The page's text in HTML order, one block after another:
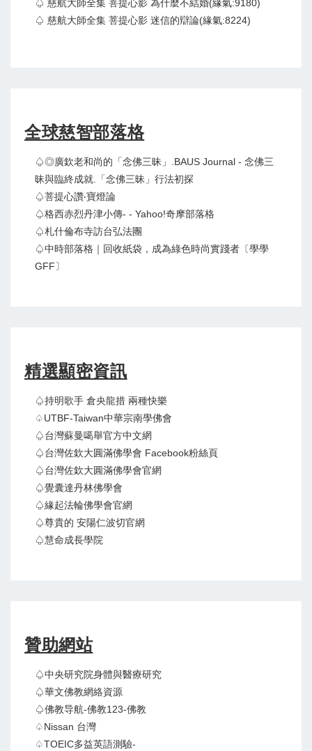
♤ 慈航大師全集 菩提心影 為什麼不結婚(緣氣:9180)
♤ 慈航大師全集 菩提心影 迷信的辯論(緣氣:8224)
全球慈智部落格
♤◎廣欽老和尚的「念佛三昧」.BAUS Journal - 念佛三
昧與臨終成就.「念佛三昧」行法初探
♤菩提心讚‧寶燈論
♤格西赤烈丹津小傳- - Yahoo!奇摩部落格
♤札什倫布寺訪台弘法團
♤中時部落格｜回收紙袋，成為綠色時尚實踐者〔學學
GFF〕
精選顯密資訊
♤持明歌手 倉央龍措 兩種快樂
♤UTBF-Taiwan中華宗南學佛會
♤台灣蘇曼噶舉官方中文網
♤台灣佐欽大圓滿佛學會 Facebook粉絲頁
♤台灣佐欽大圓滿佛學會官網
♤覺囊達丹林佛學會
♤緣起法輪佛學會官網
♤尊貴的 安陽仁波切官網
♤慧命成長學院
贊助網站
♤中央研究院身體與醫療研究
♤華文佛教網絡資源
♤佛教导航-佛教123-佛教
♤Nissan 台灣
♤TOEIC多益英語測驗-